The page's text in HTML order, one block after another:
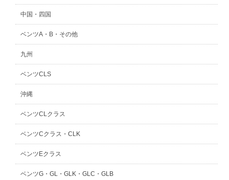
中国・四国
ベンツA・B・その他
九州
ベンツCLS
沖縄
ベンツCLクラス
ベンツCクラス・CLK
ベンツEクラス
ベンツG・GL・GLK・GLC・GLB